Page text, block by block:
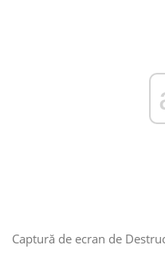
Captură de ecran de